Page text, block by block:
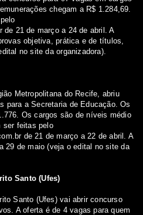
chegam a R$ 1.284,69.
de 21 de março a 24 de abril. A
objetiva, prática e de títulos,
no site da organizadora).
Metropolitana do Recife, abriu
para a Secretaria de Educação. Os
Os cargos são de níveis médio
ser feitas pelo
de 21 de março a 22 de abril. A
29 de maio (veja o edital no site da
Santo (Ufes)
Santo (Ufes) vai abrir concurso
A oferta é de 4 vagas para quem